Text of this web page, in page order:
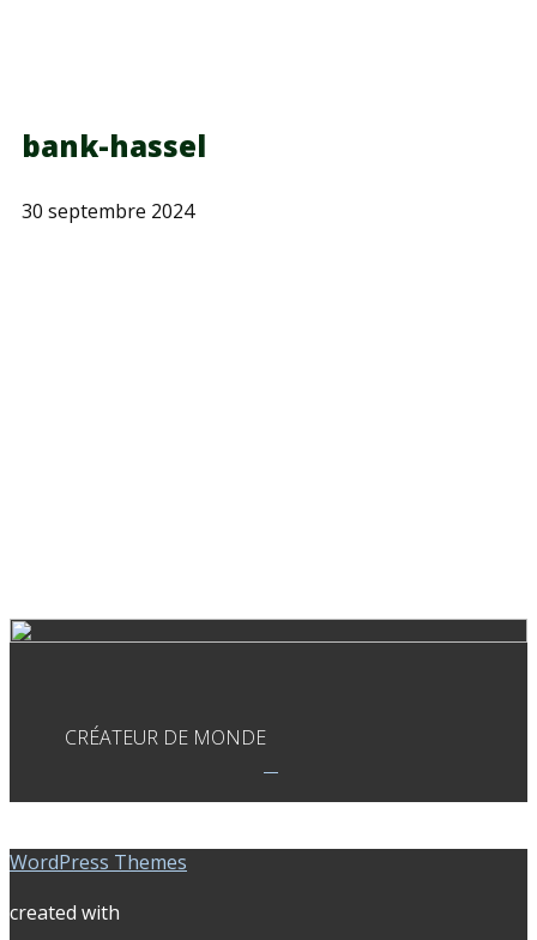
bank-hassel
30 septembre 2024
CRÉATEUR DE MONDE
WordPress Themes
created with